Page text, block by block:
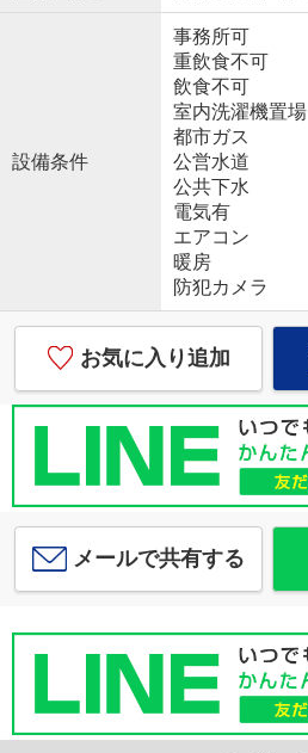
設備条件
事務所可
重飲食不可
飲食不可
室内洗濯機置場
都市ガス
公営水道
公共下水
電気有
エアコン
暖房
防犯カメラ
お気に入り追加
メールで共有する